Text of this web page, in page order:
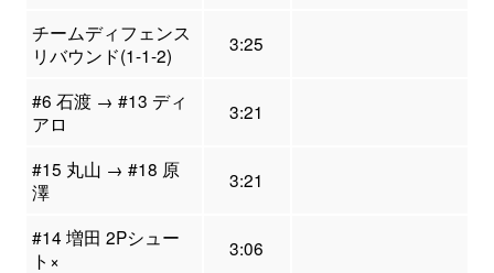
チームディフェンス
リバウンド(1-1-2)
3:25
#6 石渡 → #13 ディ
アロ
3:21
#15 丸山 → #18 原
澤
3:21
#14 増田 2Pシュー
ト×
3:06